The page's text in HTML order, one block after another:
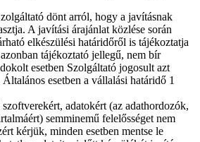
dönt arról, hogy a javításnak
A javítási árajánlat közlése során
elkészülési határidőről is tájékoztatja
tájékoztató jellegű, nem bír
esetben Szolgáltató jogosult azt
esetben a vállalási határidő 1
adatokért (az adathordozók,
semminemű felelősséget nem
kérjük, minden esetben mentse le